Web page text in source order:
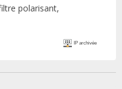
polarisant,
IP archivée